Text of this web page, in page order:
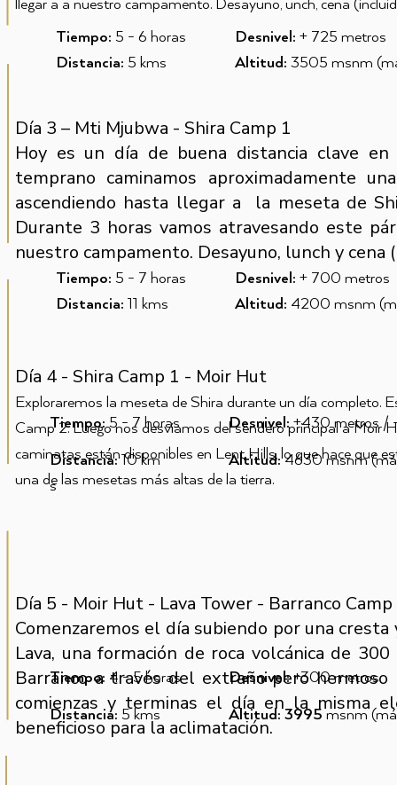
llegar a a nuestro campamento. Desayuno, unch, cena
Día 3 – Mti Mjubwa - Shira Camp 1
Hoy es un día de buena distancia clave
temprano caminamos aproximadamente
ascendiendo hasta llegar a la meseta de
Durante 3 horas vamos atravesando este
nuestro campamento. Desayuno, lunch y cena
Día 4 - Shira Camp 1 - Moir Hut
Exploraremos la meseta de Shira durante un día completo.
Camp 2. Luego nos desviamos del sendero principal a Moir
caminatas están disponibles en Lent Hills, lo que hace que
una de las mesetas más altas de la tierra.
Día 5 - Moir Hut - Lava Tower - Barranco Camp
Comenzaremos el día subiendo por una
Lava, una formación de roca volcánica de
Barranco a través del extraño pero
comienzas y terminas el día en la misma
beneficioso para la aclimatación.
Tiempo: 5 - 6 horas
Distancia: 5 kms
Desnivel: + 725 metros
Altitud: 3505 msnm
Tiempo: 5 - 7 horas
Distancia: 11 kms
Desnivel: + 700 metros
Altitud: 4200 msnm
Tiempo:5 - 7horas
Distancia:10km
s
Desnivel:+430 metros /
Altitud:4630 msnm
Tiempo: 4 - 5horas
Distancia: 5 kms
Desnivel:+300 metros
Altitud: 3995 msnm